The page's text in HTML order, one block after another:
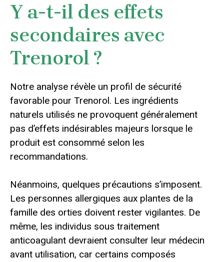
Y a-t-il des effets
secondaires avec
Trenorol ?
Notre analyse révèle un profil de sécurité
favorable pour Trenorol. Les ingrédients
naturels utilisés ne provoquent généralement
pas d’effets indésirables majeurs lorsque le
produit est consommé selon les
recommandations.
Néanmoins, quelques précautions s’imposent.
Les personnes allergiques aux plantes de la
famille des orties doivent rester vigilantes. De
même, les individus sous traitement
anticoagulant devraient consulter leur médecin
avant utilisation, car certains composés